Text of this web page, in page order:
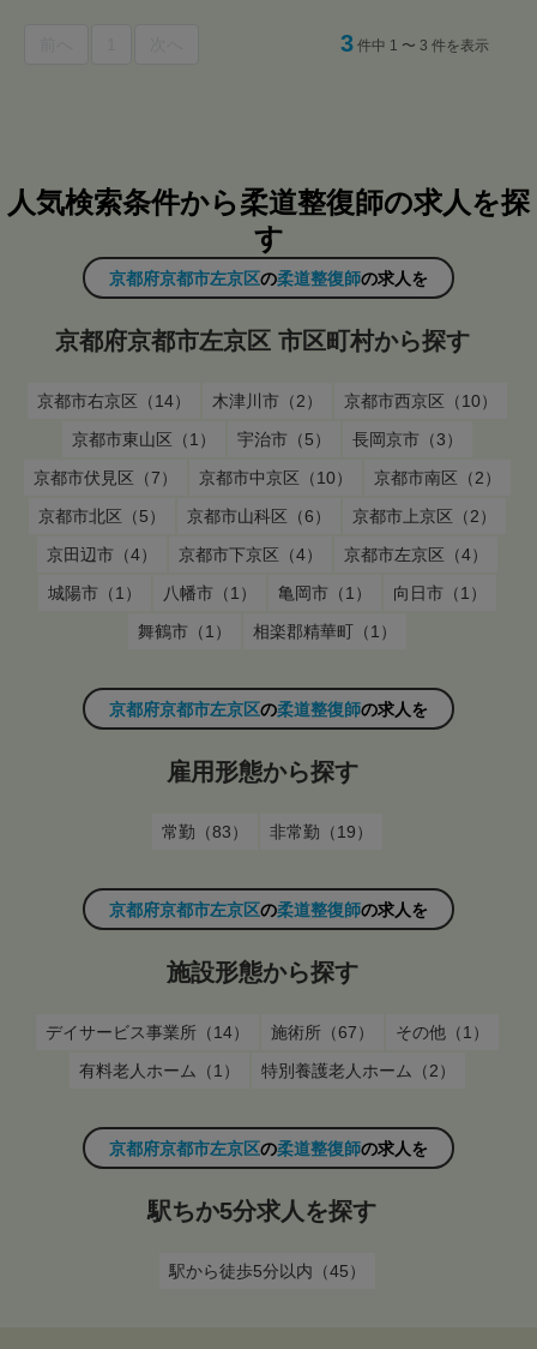
3 件中 1 〜 3 件を表示
人気検索条件から柔道整復師の求人を探
す
京都府京都市左京区の柔道整復師の求人を
京都府京都市左京区 市区町村から探す
京都市右京区（14） 木津川市（2）
京都市西京区（10）
京都市東山区（1）
宇治市（5）
長岡京市（3）
京都市伏見区（7）
京都市中京区（10）
京都市南区（2）
京都市北区（5）
京都市山科区（6）
京都市上京区（2）
京田辺市（4）
京都市下京区（4）
京都市左京区（4）
城陽市（1）
八幡市（1） 亀岡市（1）
向日市（1）
舞鶴市（1）
相楽郡精華町（1）
京都府京都市左京区の柔道整復師の求人を
雇用形態から探す
常勤（83） 非常勤（19）
京都府京都市左京区の柔道整復師の求人を
施設形態から探す
デイサービス事業所（14） 施術所（67）
その他（1）
有料老人ホーム（1）
特別養護老人ホーム（2）
京都府京都市左京区の柔道整復師の求人を
駅ちか5分求人を探す
駅から徒歩5分以内（45）